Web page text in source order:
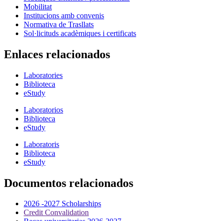
Mobilitat
Institucions amb convenis
Normativa de Trasllats
Sol·licituds acadèmiques i certificats
Enlaces relacionados
Laboratories
Biblioteca
eStudy
Laboratorios
Biblioteca
eStudy
Laboratoris
Biblioteca
eStudy
Documentos relacionados
2026 -2027 Scholarships
Credit Convalidation